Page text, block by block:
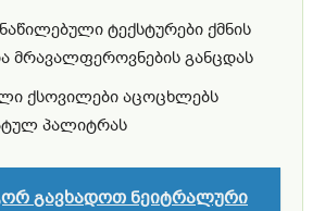
ტექსტურები ქმნის
მრავალფეროვნების განცდას
ქსოვილები აცოცხლებს
პალიტრას
გავხადოთ ნეიტრალური